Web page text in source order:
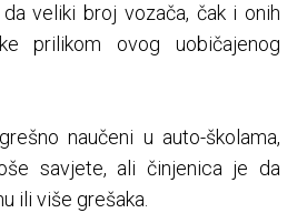
veliki broj vozača, čak i onih
prilikom ovog uobičajenog
naučeni u auto-školama,
savjete, ali činjenica je da
ili više grešaka.